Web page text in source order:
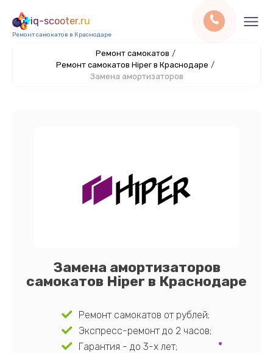
iq-scooter.ru
Ремонт самокатов в Краснодаре
Ремонт самокатов /
Ремонт самокатов Hiper в Краснодаре /
Замена амортизаторов
Замена амортизаторов
самокатов Hiper в Краснодаре
Ремонт самокатов от рублей;
Экспресс-ремонт до 2 часов;
Гарантия - до 3-х лет;